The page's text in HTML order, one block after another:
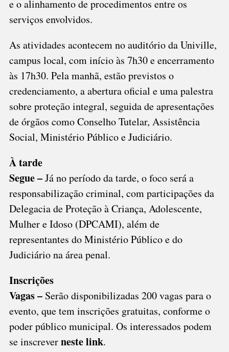
e o alinhamento de procedimentos entre os
serviços envolvidos.
As atividades acontecem no auditório da Univille,
campus local, com início às 7h30 e encerramento
às 17h30. Pela manhã, estão previstos o
credenciamento, a abertura oficial e uma palestra
sobre proteção integral, seguida de apresentações
de órgãos como Conselho Tutelar, Assistência
Social, Ministério Público e Judiciário.
À tarde
Segue –Já no período da tarde, o foco será a
responsabilização criminal, com participações da
Delegacia de Proteção à Criança, Adolescente,
Mulher e Idoso (DPCAMI), além de
representantes do Ministério Público e do
Judiciário na área penal.
Inscrições
Vagas –Serão disponibilizadas 200 vagas para o
evento, que tem inscrições gratuitas, conforme o
poder público municipal. Os interessados podem
se inscreverneste link.